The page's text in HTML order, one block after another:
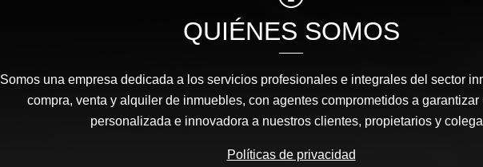
QUIÉNES SOMOS
Somos una empresa dedicada a los servicios profesionales e integrales del sector
compra, venta y alquiler de inmuebles, con agentes comprometidos a garantizar
personalizada e innovadora a nuestros clientes, propietarios y
Políticas de privacidad